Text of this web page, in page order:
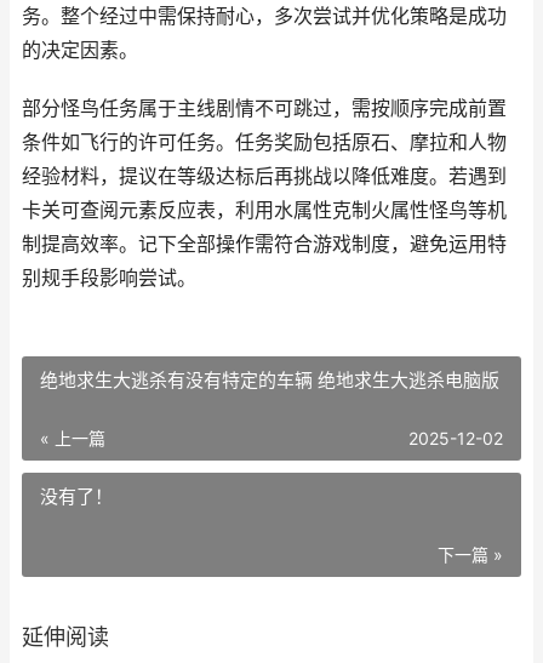
务。整个经过中需保持耐心，多次尝试并优化策略是成功
的决定因素。
部分怪鸟任务属于主线剧情不可跳过，需按顺序完成前置
条件如飞行的许可任务。任务奖励包括原石、摩拉和人物
经验材料，提议在等级达标后再挑战以降低难度。若遇到
卡关可查阅元素反应表，利用水属性克制火属性怪鸟等机
制提高效率。记下全部操作需符合游戏制度，避免运用特
别规手段影响尝试。
绝地求生大逃杀有没有特定的车辆 绝地求生大逃杀电脑版
« 上一篇 2025-12-02
没有了！
下一篇 »
延伸阅读